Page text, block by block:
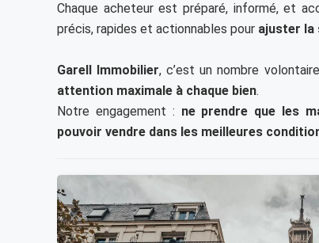
Chaque acheteur est préparé, informé, et
précis, rapides et actionnables pour ajuster la
Garell Immobilier, c’est un nombre
attention maximale à chaque bien.
Notre engagement : ne prendre que les
pouvoir vendre dans les meilleures